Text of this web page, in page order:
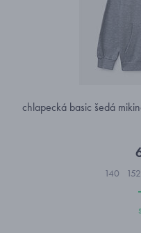
chlapecká basic šedá
140 152